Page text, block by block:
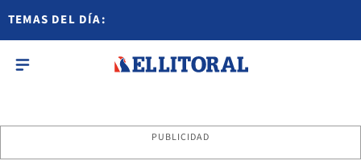
TEMAS DEL DÍA:
PUBLICIDAD